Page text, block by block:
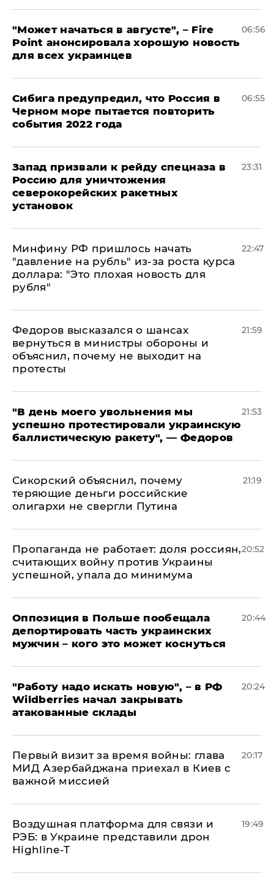
"Может начаться в августе", – Fire
Point анонсировала хорошую новость
для всех украинцев
06:56
Сибига предупредил, что Россия в
Черном море пытается повторить
события 2022 года
06:55
Запад призвали к рейду спецназа в
Россию для уничтожения
северокорейских ракетных
установок
23:31
Минфину РФ пришлось начать
"давление на рубль" из-за роста курса
доллара: "Это плохая новость для
рубля"
22:47
Федоров высказался о шансах
вернуться в министры обороны и
объяснил, почему не выходит на
протесты
21:59
​"В день моего увольнения мы
успешно протестировали украинскую
баллистическую ракету", — Федоров
21:53
Сикорский объяснил, почему
теряющие деньги российские
олигархи не свергли Путина
21:19
​Пропаганда не работает: доля россиян,
считающих войну против Украины
успешной, упала до минимума
20:52
Оппозиция в Польше пообещала
депортировать часть украинских
мужчин – кого это может коснуться
20:44
"Работу надо искать новую", – в РФ
Wildberries начал закрывать
атакованные склады
20:24
Первый визит за время войны: глава
МИД Азербайджана приехал в Киев с
важной миссией
20:17
Воздушная платформа для связи и
РЭБ: в Украине представили дрон
Highline-T
19:49